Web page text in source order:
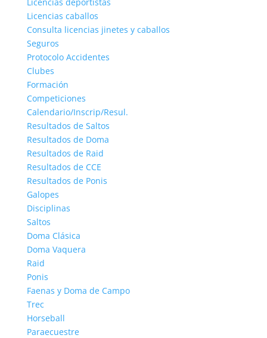
Licencias caballos
Consulta licencias jinetes y caballos
Seguros
Protocolo Accidentes
Clubes
Formación
Competiciones
Calendario/Inscrip/Resul.
Resultados de Saltos
Resultados de Doma
Resultados de Raid
Resultados de CCE
Resultados de Ponis
Galopes
Disciplinas
Saltos
Doma Clásica
Doma Vaquera
Raid
Ponis
Faenas y Doma de Campo
Trec
Horseball
Paraecuestre